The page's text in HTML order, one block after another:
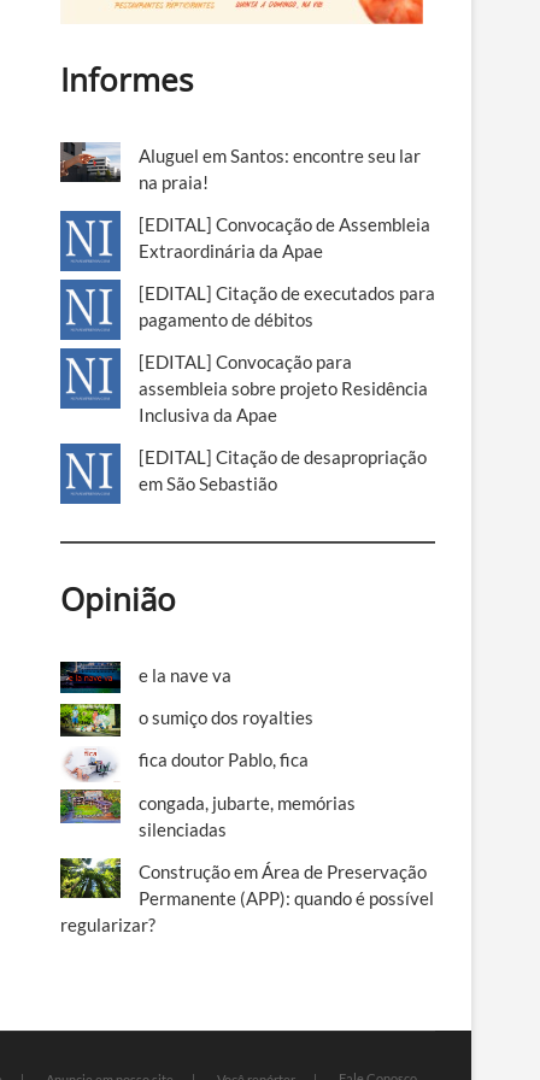
Informes
Aluguel em Santos: encontre seu lar
na praia!
[EDITAL] Convocação de Assembleia
Extraordinária da Apae
[EDITAL] Citação de executados para
pagamento de débitos
[EDITAL] Convocação para
assembleia sobre projeto Residência
Inclusiva da Apae
[EDITAL] Citação de desapropriação
em São Sebastião
Opinião
e la nave va
o sumiço dos royalties
fica doutor Pablo, fica
congada, jubarte, memórias
silenciadas
Construção em Área de Preservação
Permanente (APP): quando é possível
regularizar?